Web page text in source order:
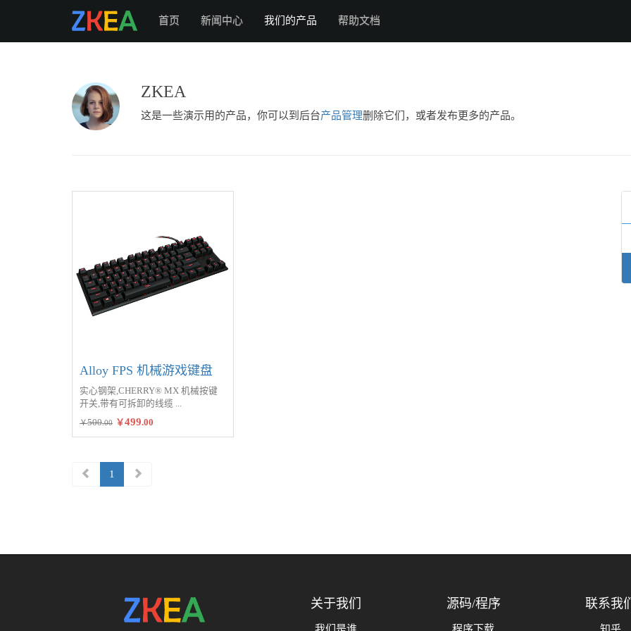
首页 新闻中心 我们的产品 帮助文档
ZKEA
这是一些演示用的产品，你可以到后台产品管理删除它们，或者发布更多的产品。
Alloy FPS 机械游戏键盘
实心钢架,CHERRY® MX 机械按键
开关,带有可拆卸的线缆
￥500.00 ￥499.00
1
关于我们 源码/程序 联系我们